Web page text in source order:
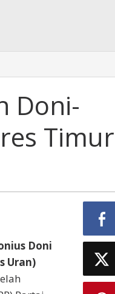
Doni-
Timur
Doni
Uran)